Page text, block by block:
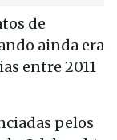
de
ainda era
entre 2011
pelos